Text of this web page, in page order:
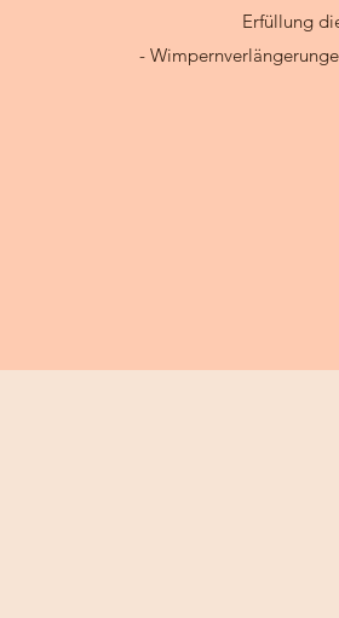
Erfüllung
-